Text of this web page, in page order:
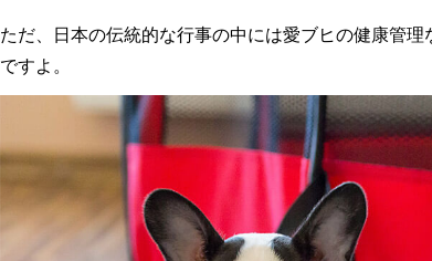
ただ、日本の伝統的な行事の中には愛ブヒの健康管
ですよ。